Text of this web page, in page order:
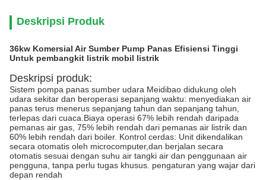
Deskripsi Produk
36kw Komersial Air Sumber Pump Panas Efisiensi Tinggi
Untuk pembangkit listrik mobil listrik
Deskripsi produk:
Sistem pompa panas sumber udara Meidibao didukung oleh
udara sekitar dan beroperasi sepanjang waktu: menyediakan air
panas terus menerus sepanjang tahun dan sepanjang tahun,
terlepas dari cuaca.Biaya operasi 67% lebih rendah daripada
pemanas air gas, 75% lebih rendah dari pemanas air listrik dan
60% lebih rendah dari boiler. Kontrol cerdas: Unit dikendalikan
secara otomatis oleh microcomputer,dan berjalan secara
otomatis sesuai dengan suhu air tangki air dan penggunaan air
pengguna, tanpa perlu tugas khusus. pengaturan yang wajar dari
depan rendah